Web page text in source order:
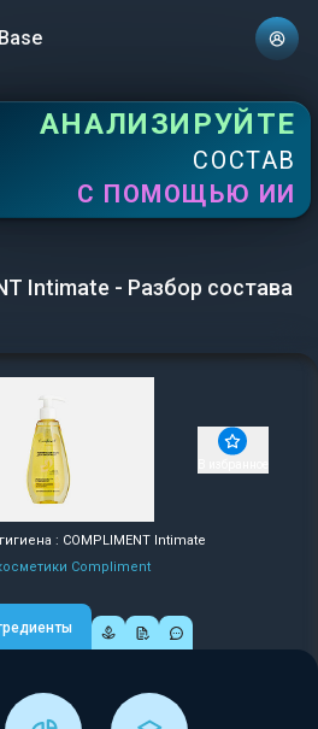
АНАЛИЗИРУЙТЕ
СОСТАВ
С ПОМОЩЬЮ ИИ
Intimate - Разбор состава
: COMPLIMENT Intimate
Compliment